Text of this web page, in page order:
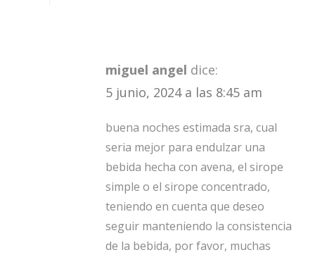
miguel angel dice:
5 junio, 2024 a las 8:45 am
buena noches estimada sra, cual
seria mejor para endulzar una
bebida hecha con avena, el sirope
simple o el sirope concentrado,
teniendo en cuenta que deseo
seguir manteniendo la consistencia
de la bebida, por favor, muchas